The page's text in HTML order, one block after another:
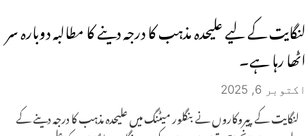
لنگایت کے لیے علیحدہ مذہب کا درجہ دینے کا مطالبہ دوبارہ سر
اٹھا رہا ہے۔
اکتوبر 6, 2025
لنگایت کے پیروکاروں نے بنگلور میٹنگ میں علیحدہ مذہب کا درجہ دینے کے